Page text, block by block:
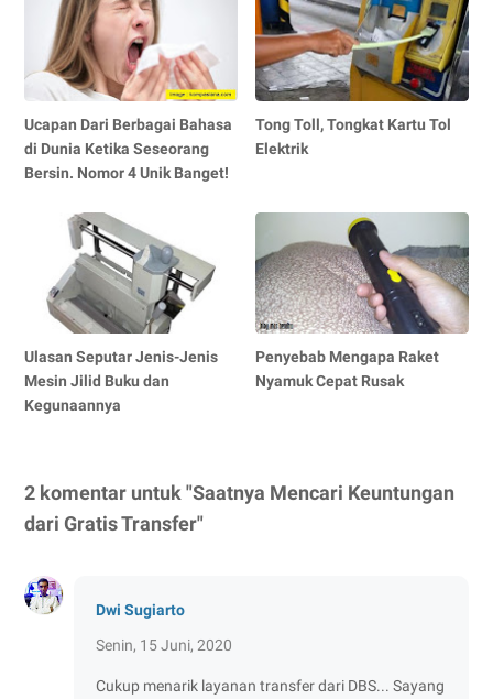
Ucapan Dari Berbagai Bahasa
di Dunia Ketika Seseorang
Bersin. Nomor 4 Unik Banget!
Tong Toll, Tongkat Kartu Tol
Elektrik
Ulasan Seputar Jenis-Jenis
Mesin Jilid Buku dan
Kegunaannya
Penyebab Mengapa Raket
Nyamuk Cepat Rusak
2 komentar untuk "Saatnya Mencari Keuntungan
dari Gratis Transfer"
Dwi Sugiarto
Senin, 15 Juni, 2020
Cukup menarik layanan transfer dari DBS... Sayang